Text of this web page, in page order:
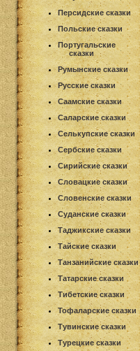
Персидские сказки
Польские сказки
Португальские
сказки
Румынские сказки
Русские сказки
Саамские сказки
Саларские сказки
Селькупские сказки
Сербские сказки
Сирийские сказки
Словацкие сказки
Словенские сказки
Суданские сказки
Таджикские сказки
Тайские сказки
Танзанийские сказки
Татарские сказки
Тибетские сказки
Тофаларские сказки
Тувинские сказки
Турецкие сказки